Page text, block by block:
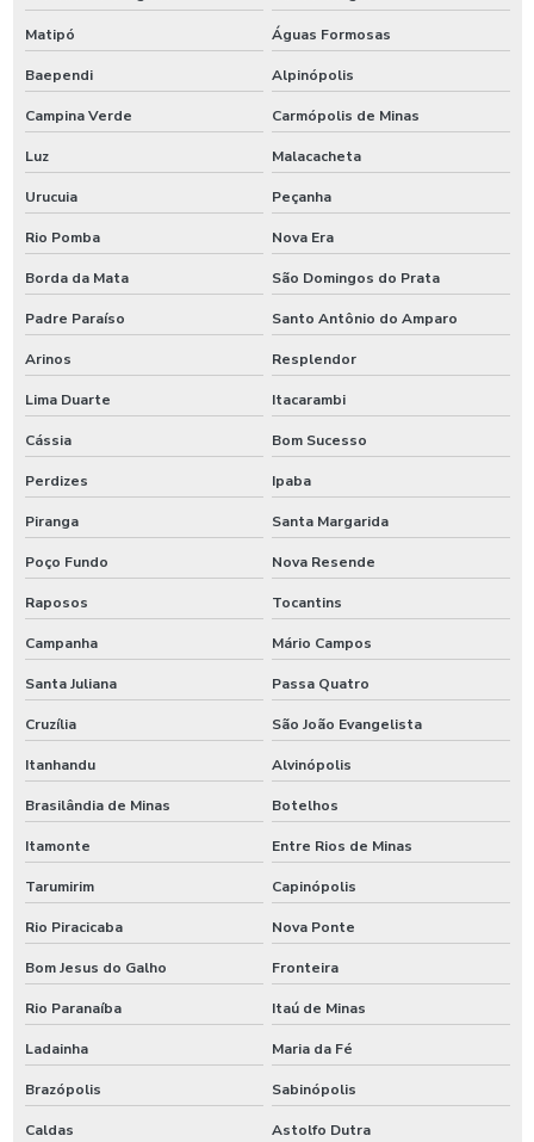
Matipó Águas Formosas
Baependi Alpinópolis
Campina Verde Carmópolis de Minas
Luz Malacacheta
Urucuia Peçanha
Rio Pomba Nova Era
Borda da Mata São Domingos do Prata
Padre Paraíso Santo Antônio do Amparo
Arinos Resplendor
Lima Duarte Itacarambi
Cássia Bom Sucesso
Perdizes Ipaba
Piranga Santa Margarida
Poço Fundo Nova Resende
Raposos Tocantins
Campanha Mário Campos
Santa Juliana Passa Quatro
Cruzília São João Evangelista
Itanhandu Alvinópolis
Brasilândia de Minas Botelhos
Itamonte Entre Rios de Minas
Tarumirim Capinópolis
Rio Piracicaba Nova Ponte
Bom Jesus do Galho Fronteira
Rio Paranaíba Itaú de Minas
Ladainha Maria da Fé
Brazópolis Sabinópolis
Caldas Astolfo Dutra